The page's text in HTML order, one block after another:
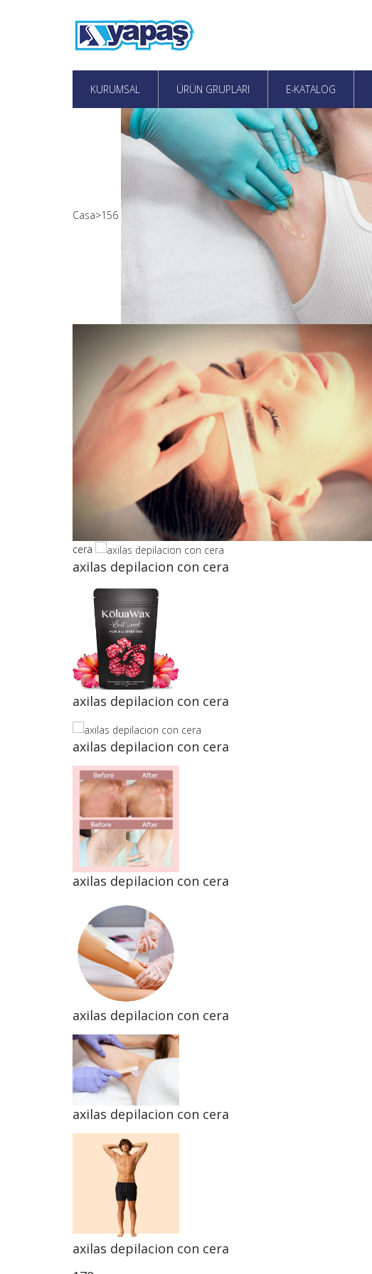
KURUMSAL
ÜRÜN GRUPLARI E-KATALOG
Casa>156
cera
axilas depilacion con cera
axilas depilacion con cera
axilas depilacion con cera
axilas depilacion con cera
axilas depilacion con cera
axilas depilacion con cera
axilas depilacion con cera